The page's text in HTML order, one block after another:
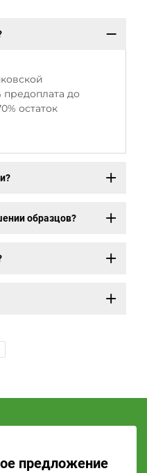
предоплата до
остаток
образцов?
предложение